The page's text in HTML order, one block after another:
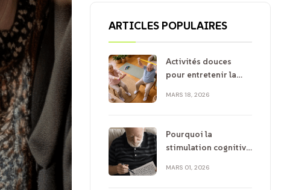
ARTICLES POPULAIRES
Activités douces
pour entretenir la
seniors
MARS 18, 2026
Pourquoi la
stimulation cognitive
MARS 01, 2026